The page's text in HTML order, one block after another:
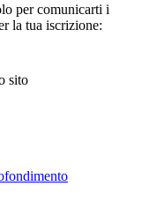
per comunicarti i
la tua iscrizione:
sito